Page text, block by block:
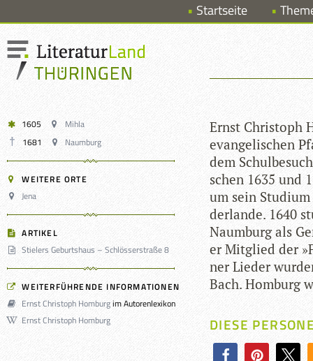
Startseite
1605
Mihla
1681
Naumburg
WEITERE ORTE
Jena
ARTIKEL
Stielers Geburtshaus – Schlösserstraße 8
WEITERFÜHRENDE INFORMATIONEN
Ernst Christoph Homburgim Autorenlexikon
Ernst Christoph Homburg
Ernst Chris­toph
evan­ge­li­schen
dem
schen 1635 und
um sein
der­lande. 1640
Naum­burg als
er Mit­glied der
ner Lie­der
Bach. Hom­burg
DIESE